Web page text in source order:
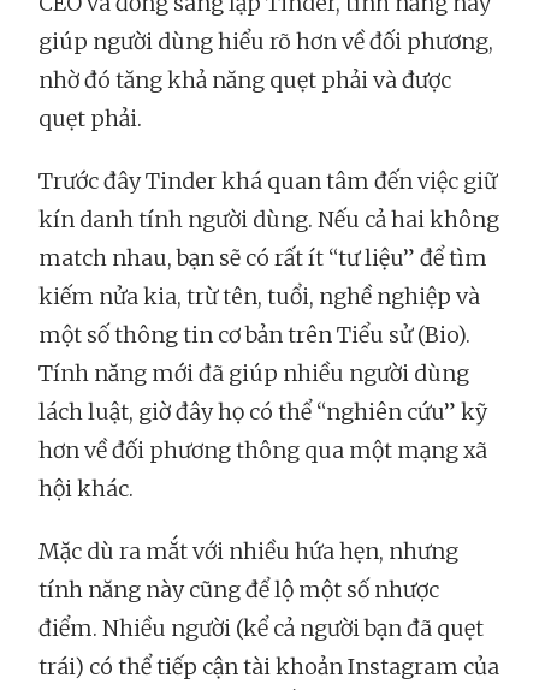
giúp người dùng hiểu rõ hơn về đối phương,
nhờ đó tăng khả năng quẹt phải và được
quẹt phải.
Trước đây Tinder khá quan tâm đến việc giữ
kín danh tính người dùng. Nếu cả hai không
match nhau, bạn sẽ có rất ít “tư liệu” để tìm
kiếm nửa kia, trừ tên, tuổi, nghề nghiệp và
một số thông tin cơ bản trên Tiểu sử (Bio).
Tính năng mới đã giúp nhiều người dùng
lách luật, giờ đây họ có thể “nghiên cứu” kỹ
hơn về đối phương thông qua một mạng xã
hội khác.
Mặc dù ra mắt với nhiều hứa hẹn, nhưng
tính năng này cũng để lộ một số nhược
điểm. Nhiều người (kể cả người bạn đã quẹt
trái) có thể tiếp cận tài khoản Instagram của